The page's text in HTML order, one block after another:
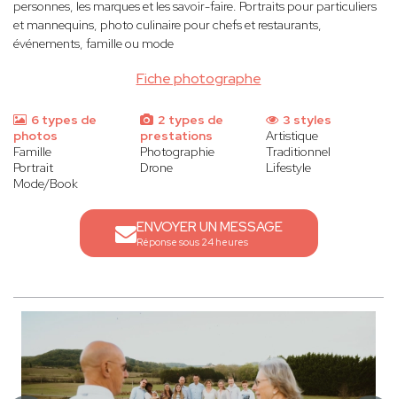
Fiche photographe
personnes, les marques et les savoir-faire. Portraits pour particuliers
et mannequins, photo culinaire pour chefs et restaurants,
événements, famille ou mode
6 types de
photos
Famille
Portrait
Mode/Book
2 types de
prestations
Photographie
Drone
3 styles
Artistique
Traditionnel
Lifestyle
ENVOYER UN MESSAGE
Réponse sous 24 heures